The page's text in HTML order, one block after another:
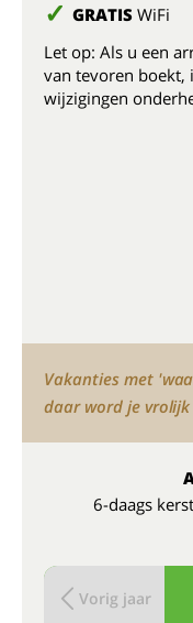
GRATIS WiFi
Let op: Als u een
van tevoren boekt,
wijzigingen
Vakanties met
daar word je vrolijk
6-daags
Vorig jaar